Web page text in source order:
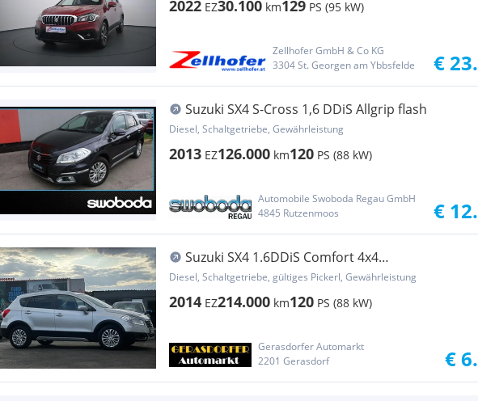
2022 EZ30.100 km129 PS (95 kW)
Zellhofer GmbH & Co KG
3304 St. Georgen am Ybbsfelde
€
Suzuki SX4 S-Cross 1,6 DDiS Allgrip flash
Diesel, Schaltgetriebe, Gewährleistung
2013 EZ126.000 km120 PS (88 kW)
Automobile Swoboda Regau GmbH
4845 Rutzenmoos
€
Suzuki SX4 1.6DDiS Comfort 4x4
*Panorama*Leder*R-Kamer...
Diesel, Schaltgetriebe, gültiges Pickerl, Gewährleistung
2014 EZ214.000 km120 PS (88 kW)
Gerasdorfer Automarkt
2201 Gerasdorf
€